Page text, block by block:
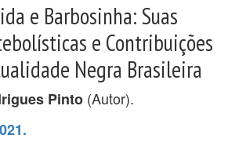
e Barbosinha: Suas
e Contribuições
Negra Brasileira
Pinto (Autor).